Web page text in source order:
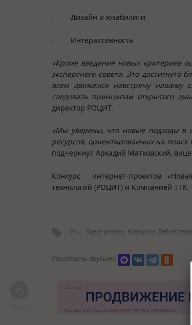
· Дизайн и юзабилити
· Интерактивность
«Кроме введения новых критериев
экспертного совета. Это достигнуто
всем движемся навстречу нашему
следовать принципам открытого
директор РОЦИТ.
«Мы уверены, что новые подходы в
ресурсов, ориентированных на
подчеркнул Аркадий Матковский,
Конкурс интернет-проектов
технологий (РОЦИТ) и Компанией ТТК.
Теги: Пресс-релизы Конкурсы
Рассказать друзьям: